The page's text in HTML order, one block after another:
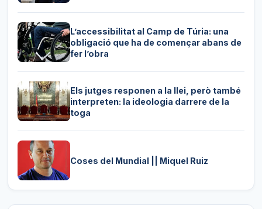
L’accessibilitat al Camp de Túria: una
obligació que ha de començar abans de
fer l’obra
Els jutges responen a la llei, però també
interpreten: la ideologia darrere de la
toga
Coses del Mundial || Miquel Ruiz